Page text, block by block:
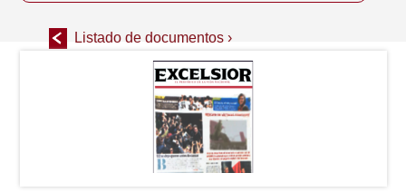
Listado de documentos ›